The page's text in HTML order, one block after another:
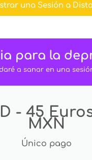
una Sesión a
para la
a sanar en una
- 45
MXN
Único pago